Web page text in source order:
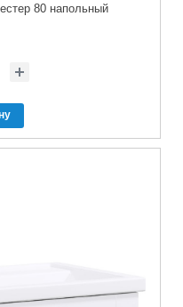
80 напольный